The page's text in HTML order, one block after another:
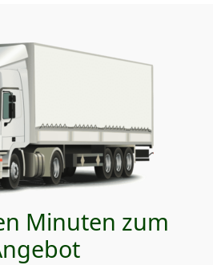
Minuten zum